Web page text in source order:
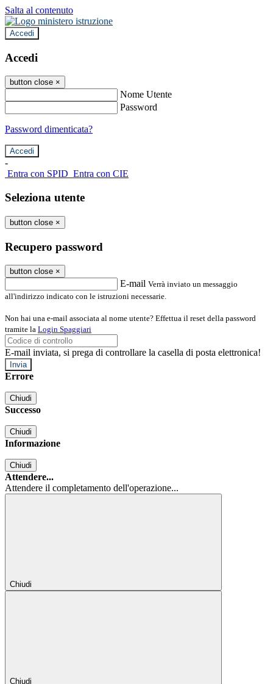
Salta al contenuto
Accedi
Accedi
button close ×
Nome Utente
Password
Password dimenticata?
-
Entra con SPID Entra con CIE
Seleziona utente
button close ×
Recupero password
button close ×
E-mail Verrà inviato un messaggio
all'indirizzo indicato con le istruzioni necessarie.
Non hai una e-mail associata al nome utente? Effettua il reset della password
tramite la Login Spaggiari
E-mail inviata, si prega di controllare la casella di posta elettronica!
Errore
Chiudi
Successo
Chiudi
Informazione
Chiudi
Attendere...
Attendere il completamento dell'operazione...
Chiudi
Chiudi